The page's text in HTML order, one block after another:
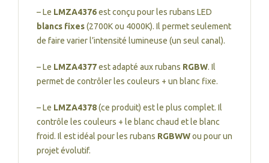
– Le LMZA4376est conçu pour les rubans LED
blancs fixes(2700K ou 4000K). Il permet seulement
de faire varier l’intensité lumineuse (un seul canal).
– Le LMZA4377est adapté aux rubans RGBW. Il
permet de contrôler les couleurs + un blanc fixe.
– Le LMZA4378(ce produit) est le plus complet. Il
contrôle les couleurs + le blanc chaud et le blanc
froid. Il est idéal pour les rubans RGBWWou pour un
projet évolutif.